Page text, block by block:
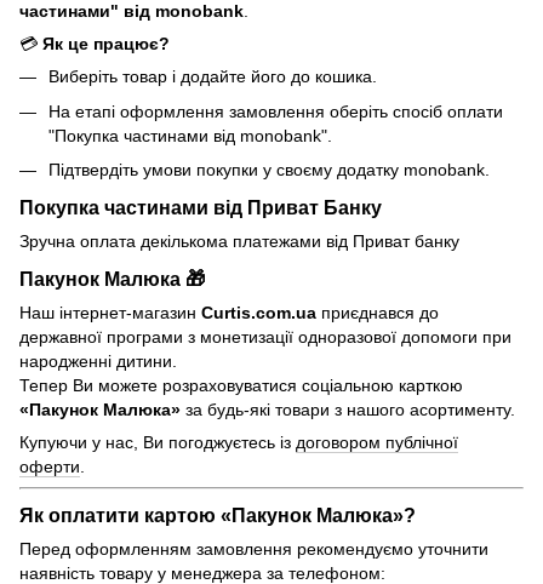
частинами" від monobank.
💳 Як це працює?
Виберіть товар і додайте його до кошика.
На етапі оформлення замовлення оберіть спосіб оплати
"Покупка частинами від monobank".
Підтвердіть умови покупки у своєму додатку monobank.
Покупка частинами від Приват Банку
Зручна оплата декількома платежами від Приват банку
Пакунок Малюка 🎁
Наш інтернет-магазин Curtis.com.ua приєднався до
державної програми з монетизації одноразової допомоги при
народженні дитини.
Тепер Ви можете розраховуватися соціальною карткою
«Пакунок Малюка» за будь-які товари з нашого асортименту.
Купуючи у нас, Ви погоджуєтесь із договором публічної
оферти
Як оплатити картою «Пакунок Малюка»?
Перед оформленням замовлення рекомендуємо уточнити
наявність товару у менеджера за телефоном: